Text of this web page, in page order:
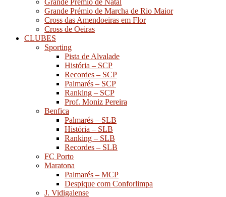
Grande Prémio de Marcha de Rio Maior
Cross das Amendoeiras em Flor
Cross de Oeiras
CLUBES
Sporting
Pista de Alvalade
História – SCP
Recordes – SCP
Palmarés – SCP
Ranking – SCP
Prof. Moniz Pereira
Benfica
Palmarés – SLB
História – SLB
Ranking – SLB
Recordes – SLB
FC Porto
Maratona
Palmarés – MCP
Despique com Conforlimpa
J. Vidigalense